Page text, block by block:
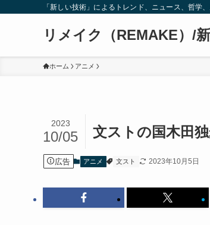
「新しい技術」によるトレンド、ニュース、哲学
リメイク（REMAKE）/
ホーム アニメ
文ストの国木田
2023
10/05
広告 アニメ 文スト 2023年10月5日